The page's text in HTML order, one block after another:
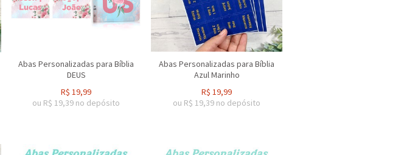
Abas Personalizadas para Bíblia
DEUS
R$ 19,99
ou R$ 19,39 no depósito
Abas Personalizadas para Bíblia
Azul Marinho
R$ 19,99
ou R$ 19,39 no depósito